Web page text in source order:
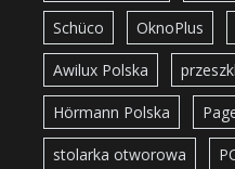
Schüco OknoPlus
Awilux Polska
Hörmann Polska
stolarka otworowa